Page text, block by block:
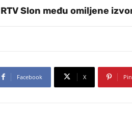
Slon među omiljene
Facebook X